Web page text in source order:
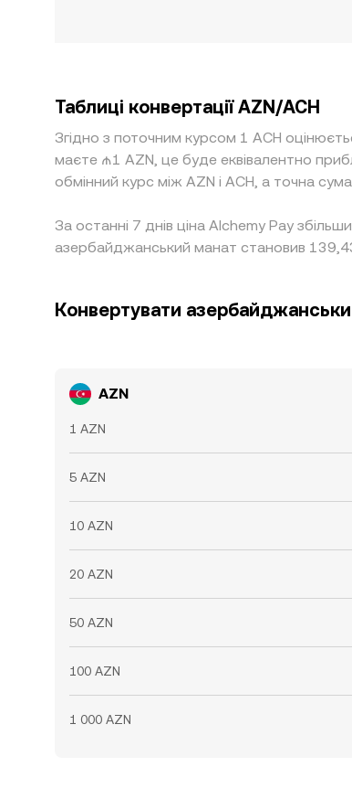
Таблиці конвертації AZN/ACH
Згідно з поточним курсом 1 ACH
маєте ₼1 AZN, це буде еквівалентно
обмінний курс між AZN і ACH, а точна
За останні 7 днів ціна Alchemy Pay
азербайджанський манат становив
Конвертувати
AZN
1 AZN
5 AZN
10 AZN
20 AZN
50 AZN
100 AZN
1 000 AZN